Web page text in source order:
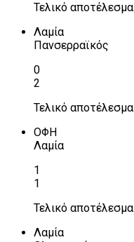
Τελικό αποτέλεσμα
Λαμία
Πανσερραϊκός
0
2
Τελικό αποτέλεσμα
ΟΦΗ
Λαμία
1
1
Τελικό αποτέλεσμα
Λαμία